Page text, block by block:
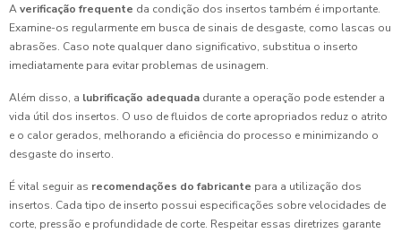
Averificação frequente da condição dos insertos também é importante.
Examine-os regularmente em busca de sinais de desgaste, como lascas ou
abrasões. Caso note qualquer dano significativo, substitua o inserto
imediatamente para evitar problemas de usinagem.
Além disso, a lubrificação adequada durante a operação pode estender a
vida útil dos insertos. O uso de fluidos de corte apropriados reduz o atrito
e o calor gerados, melhorando a eficiência do processo e minimizando o
desgaste do inserto.
É vital seguir as recomendações do fabricante para a utilização dos
insertos. Cada tipo de inserto possui especificações sobre velocidades de
corte, pressão e profundidade de corte. Respeitar essas diretrizes garante